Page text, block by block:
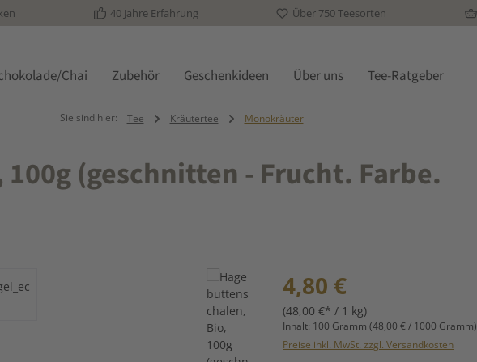
40 Jahre Erfahrung Über 750 Teesorten
Chai Zubehör Geschenkideen Über uns Tee-Ratgeber
Sie sind hier: Tee Kräutertee Monokräuter
(geschnitten - Frucht. Farbe.
Regulärer Preis:
4,80 €
(48,00 €* / 1 kg)
Inhalt: 100 Gramm (48,00 € / 1000 Gramm)
Preise inkl. MwSt. zzgl. Versandkosten